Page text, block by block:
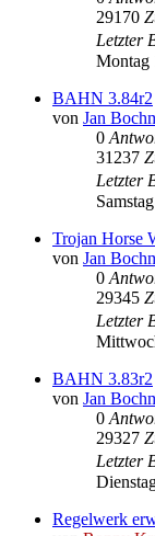
29170
Letzter
Montag
BAHN 3.84r2
von Jan
0
31237
Letzter
Trojan Horse
von Jan
0
29345
Letzter
BAHN 3.83r2
von Jan
0
29327
Letzter
Regelwerk